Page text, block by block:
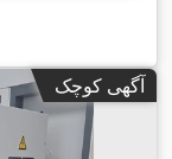
آگهی کوچک